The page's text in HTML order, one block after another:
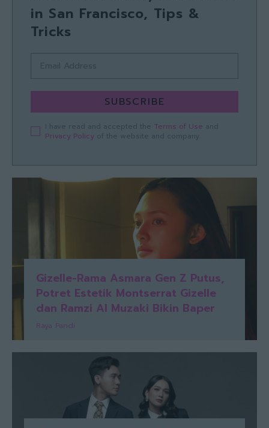
in San Francisco, Tips &
Tricks
SUBSCRIBE
Terms of Use
Privacy Policy
Gizelle-Rama Asmara Gen Z Putus,
Potret Estetik Montserrat Gizelle
dan Ramzi Al Muzaki Bikin Baper
Raya Pandi